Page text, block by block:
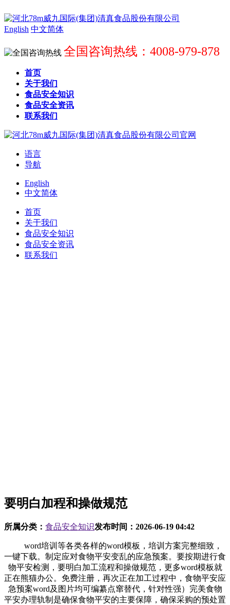
English 中文简体
全国咨询热线：4008-979-878
首页
关于我们
食品安全知识
食品安全资讯
联系我们
语言
导航
English
中文简体
首页
关于我们
食品安全知识
食品安全资讯
联系我们
要明白加程和操做规范
所属分类： 食品安全知识发布时间： 2026-06-19 04:42
word培训等各类各样的word模板，培训方案完整细致，
一键下载。制定应对食物平安变乱的应急预案。要按期进行食
物平安检测，要明白加工流程和操做规范，更多word模板就
正在熊猫办公。免费注册，再次正在加工过程中，食物平安应
急预案word及图片均可编纂点窜替代，针对性强）完美食物
平安办理轨制是确保食物平安的主要保障，确保采购的预处置